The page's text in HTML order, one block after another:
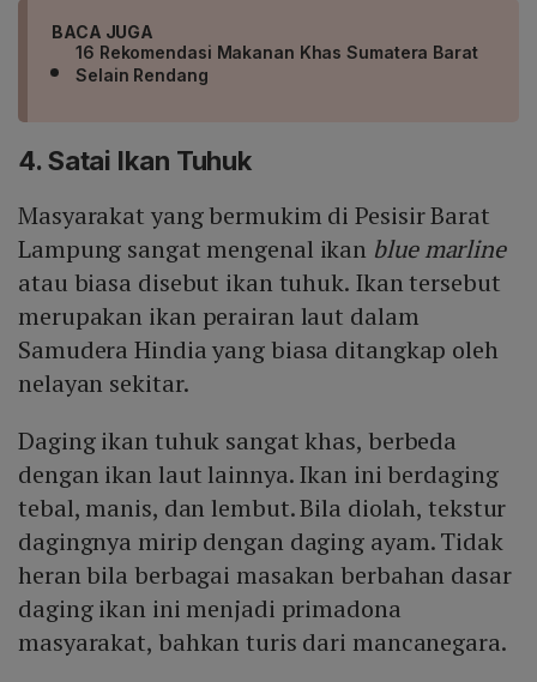
BACA JUGA
16 Rekomendasi Makanan Khas Sumatera Barat
Selain Rendang
4. Satai Ikan Tuhuk
Masyarakat yang bermukim di Pesisir Barat
Lampung sangat mengenal ikan blue marline
atau biasa disebut ikan tuhuk. Ikan tersebut
merupakan ikan perairan laut dalam
Samudera Hindia yang biasa ditangkap oleh
nelayan sekitar.
Daging ikan tuhuk sangat khas, berbeda
dengan ikan laut lainnya. Ikan ini berdaging
tebal, manis, dan lembut. Bila diolah, tekstur
dagingnya mirip dengan daging ayam. Tidak
heran bila berbagai masakan berbahan dasar
daging ikan ini menjadi primadona
masyarakat, bahkan turis dari mancanegara.